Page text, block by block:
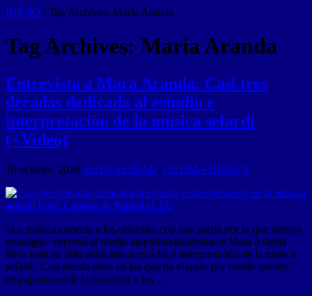
INICIO / Tag Archives: María Aranda
Tag Archives: María Aranda
Entrevista a Mara Aranda: Casi tres
décadas dedicada al estudio e
interpretación de la música sefardí
(+Video)
16 octubre, 2019 ACTUALIDAD, ULTIMA HORA 0
«La música conecta a los sefardíes con una patria por la que sienten
nostalgia» expresó al medio laopiniondezamora.es Mara Aranda
lleva toda su vida dedicada al estudio e interpretación de la música
sefardí. Casi treinta años en los que ha viajado por medio mundo
empapándose de la tradición y los …